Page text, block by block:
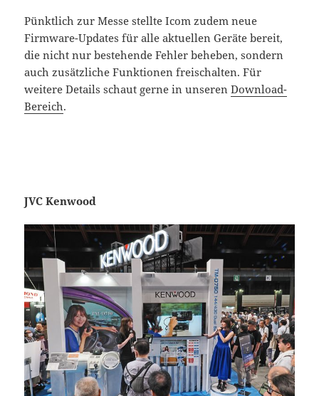
Pünktlich zur Messe stellte Icom zudem neue
Firmware-Updates für alle aktuellen Geräte bereit,
die nicht nur bestehende Fehler beheben, sondern
auch zusätzliche Funktionen freischalten. Für
weitere Details schaut gerne in unserenDownload-
Bereich.
JVC Kenwood